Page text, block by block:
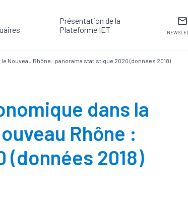
Présentation de la
Plateforme IET
Nouveau Rhône : panorama statistique 2020 (données 2018)
dans la
Rhône :
2018)